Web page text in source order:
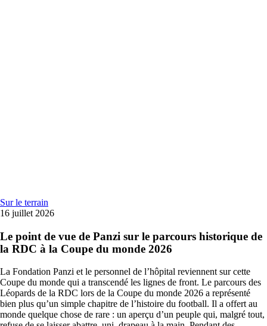
Sur le terrain
16 juillet 2026
Le point de vue de Panzi sur le parcours historique de
la RDC à la Coupe du monde 2026
La Fondation Panzi et le personnel de l’hôpital reviennent sur cette
Coupe du monde qui a transcendé les lignes de front. Le parcours des
Léopards de la RDC lors de la Coupe du monde 2026 a représenté
bien plus qu’un simple chapitre de l’histoire du football. Il a offert au
monde quelque chose de rare : un aperçu d’un peuple qui, malgré tout,